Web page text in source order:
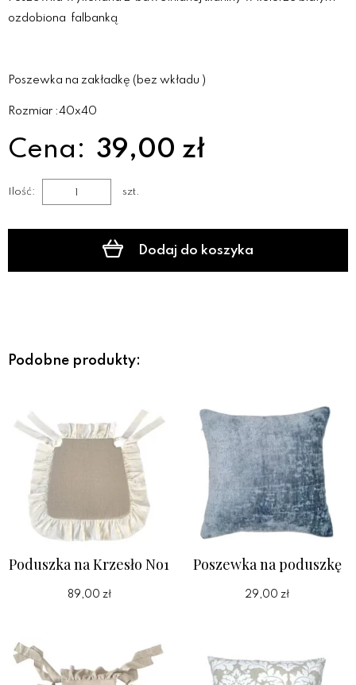
ozdobiona falbanką
Poszewka na zakładkę (bez wkładu )
Rozmiar :40x40
Cena: 39,00 zł
Ilość: szt.
Dodaj do koszyka
Podobne produkty:
Poduszka na Krzesło No1
89,00 zł
Poszewka na poduszkę
29,00 zł